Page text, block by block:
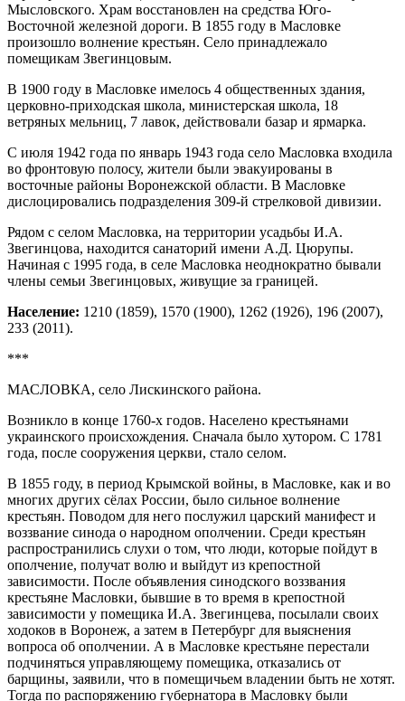
Мысловского. Храм восстановлен на средства Юго-
Восточной железной дороги. В 1855 году в Масловке
произошло волнение крестьян. Село принадлежало
помещикам Звегинцовым.
В 1900 году в Масловке имелось 4 общественных здания,
церковно-приходская школа, министерская школа, 18
ветряных мельниц, 7 лавок, действовали базар и ярмарка.
С июля 1942 года по январь 1943 года село Масловка входила
во фронтовую полосу, жители были эвакуированы в
восточные районы Воронежской области. В Масловке
дислоцировались подразделения 309-й стрелковой дивизии.
Рядом с селом Масловка, на территории усадьбы И.А.
Звегинцова, находится санаторий имени А.Д. Цюрупы.
Начиная с 1995 года, в селе Масловка неоднократно бывали
члены семьи Звегинцовых, живущие за границей.
Население: 1210 (1859), 1570 (1900), 1262 (1926), 196 (2007),
233 (2011).
***
МАСЛОВКА, село Лискинского района.
Возникло в конце 1760-х годов. Населено крестьянами
украинского происхождения. Сначала было хутором. С 1781
года, после сооружения церкви, стало селом.
В 1855 году, в период Крымской войны, в Масловке, как и во
многих других сёлах России, было сильное волнение
крестьян. Поводом для него послужил царский манифест и
воззвание синода о народном ополчении. Среди крестьян
распространились слухи о том, что люди, которые пойдут в
ополчение, получат волю и выйдут из крепостной
зависимости. После объявления синодского воззвания
крестьяне Масловки, бывшие в то время в крепостной
зависимости у помещика И.А. Звегинцева, посылали своих
ходоков в Воронеж, а затем в Петербург для выяснения
вопроса об ополчении. А в Масловке крестьяне перестали
подчиняться управляющему помещика, отказались от
барщины, заявили, что в помещичьем владении быть не хотят.
Тогда по распоряжению губернатора в Масловку были